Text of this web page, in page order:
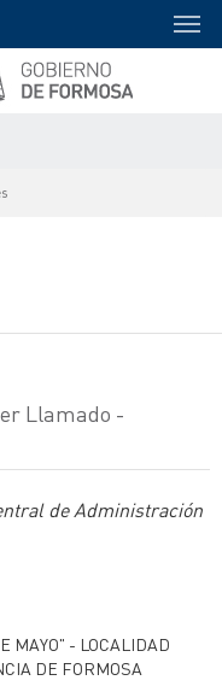
Llamado -
de Administración
MAYO" - LOCALIDAD
DE FORMOSA